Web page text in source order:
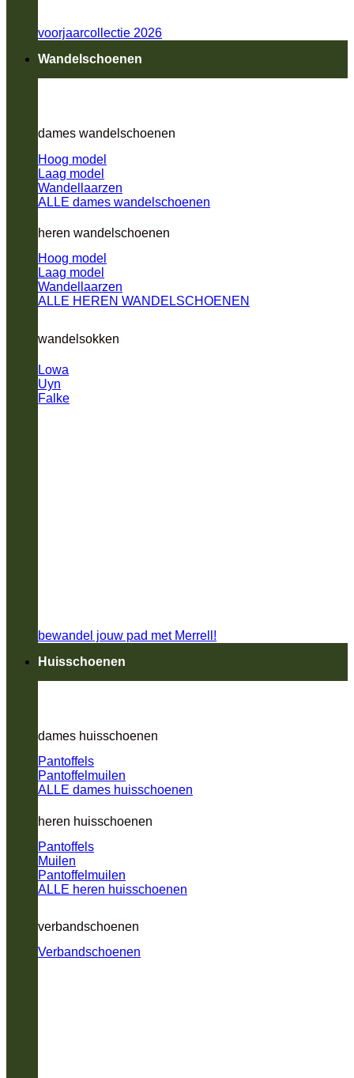
voorjaarcollectie 2026
Wandelschoenen
dames wandelschoenen
Hoog model
Laag model
Wandellaarzen
ALLE dames wandelschoenen
heren wandelschoenen
Hoog model
Laag model
Wandellaarzen
ALLE HEREN WANDELSCHOENEN
wandelsokken
Lowa
Uyn
Falke
bewandel jouw pad met Merrell!
Huisschoenen
dames huisschoenen
Pantoffels
Pantoffelmuilen
ALLE dames huisschoenen
heren huisschoenen
Pantoffels
Muilen
Pantoffelmuilen
ALLE heren huisschoenen
verbandschoenen
Verbandschoenen